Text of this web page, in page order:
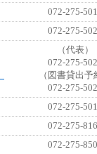
072-275-
072-275-
（代表）
072-275-
（図書貸出予
072-275-
072-275-
072-275-
072-275-